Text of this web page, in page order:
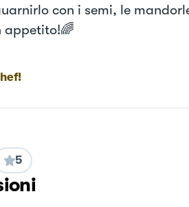
con i semi, le
appetito!🌈
5